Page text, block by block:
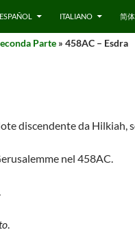
ESPAÑOL ITALIANO 简
Parte » 458AC – Esdra
discendente da Hilkiah,
nel 458AC.
.